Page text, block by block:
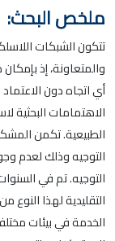
ملخص البحث:
تتكون الشبكات
والمتعاونة، إذ
أي اتجاه دون
الاهتمامات البحثية
الطبيعية. تكمن
التوجيه وذلك لعدم
التوجيه. تم في
التقليدية لهذا
الخدمة في بيئات